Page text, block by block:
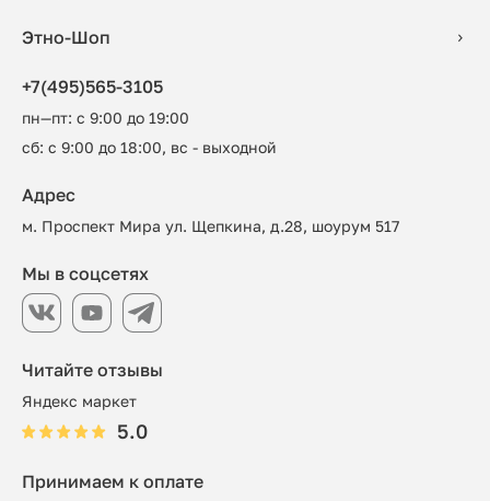
Этно-Шоп
+7(495)565-3105
пн—пт: с 9:00 до 19:00
сб: с 9:00 до 18:00, вс - выходной
Читайте отзывы
Яндекс маркет
5.0
Адрес
м. Проспект Мира ул. Щепкина, д.28, шоурум 517
Принимаем к оплате
Мы в соцсетях